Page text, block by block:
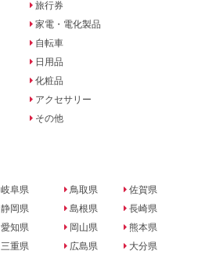
旅行券
家電・電化製品
自転車
日用品
化粧品
アクセサリー
その他
岐阜県
静岡県
愛知県
三重県
鳥取県
島根県
岡山県
広島県
佐賀県
長崎県
熊本県
大分県